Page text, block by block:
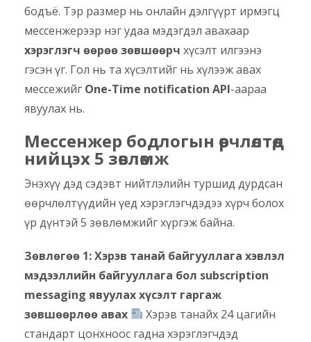
бодъё. Тэр размер нь онлайн дэлгүүрт ирмэгц
мессенжерээр нэг удаа мэдэгдэл авахаар
хэрэглэгч өөрөө зөвшөөрч хүсэлт илгээнэ
гэсэн үг. Гол нь та хүсэлтийг нь хүлээж авах
мессежийг One-Time notification API-аараа
явуулах нь.
Мессенжер бодлогын өөрчлөлтөд
нийцэх 5 зөвлөмж
Энэхүү дэд сэдэвт нийтлэлийн туршид дурдсан
өөрчлөлтүүдийн үед хэрэглэгчдэдээ хүрч болох
үр дүнтэй 5 зөвлөмжийг хүргэж байна.
Зөвлөгөө 1: Хэрэв танай байгууллага хэвлэл
мэдээллийн байгууллага бол subscription
messaging явуулах хүсэлт гаргаж
зөвшөөрлөө авах
Хэрэв танайх 24 цагийн
стандарт цонхноос гадна хэрэглэгчдэд